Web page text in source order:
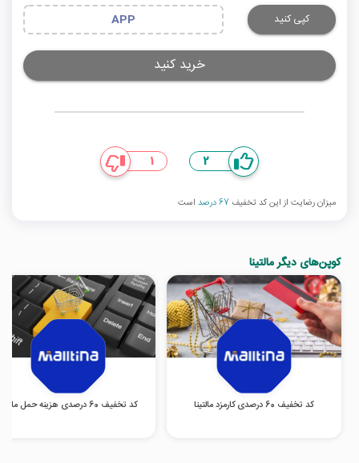
کپی کنید APP
خرید کنید
2
1
میزان رضایت از این کد تخفیف 67 درصد است
کوپن‌های دیگر مالتینا
کد تخفیف 60 درصدی کارمزد مالتینا کد تخفیف 60 درصدی هزینه حمل مالتینا